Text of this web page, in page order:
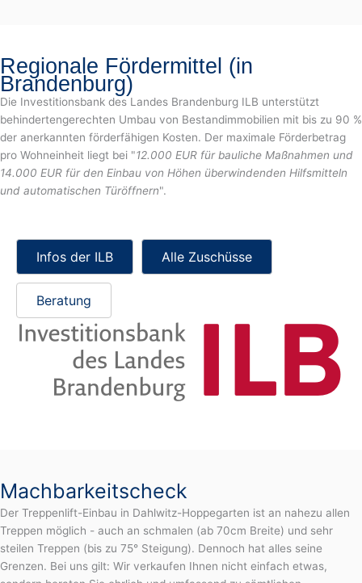
Regionale Fördermittel (in
Brandenburg)
Die Investitionsbank des Landes Brandenburg ILB unterstützt
behindertengerechten Umbau von Bestandimmobilien mit bis zu 90 %
der anerkannten förderfähigen Kosten. Der maximale Förderbetrag
pro Wohneinheit liegt bei "12.000 EUR für bauliche Maßnahmen und
14.000 EUR für den Einbau von Höhen überwindenden Hilfsmitteln
und automatischen Türöffnern".
Infos der ILB Alle Zuschüsse
Beratung
Machbarkeitscheck
Der Treppenlift-Einbau in Dahlwitz-Hoppegarten ist an nahezu allen
Treppen möglich - auch an schmalen (ab 70cm Breite) und sehr
steilen Treppen (bis zu 75° Steigung). Dennoch hat alles seine
Grenzen. Bei uns gilt: Wir verkaufen Ihnen nicht einfach etwas,